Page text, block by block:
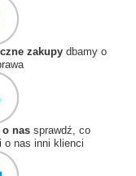
zakupy dbamy o
nas sprawdź, co
o nas inni klienci